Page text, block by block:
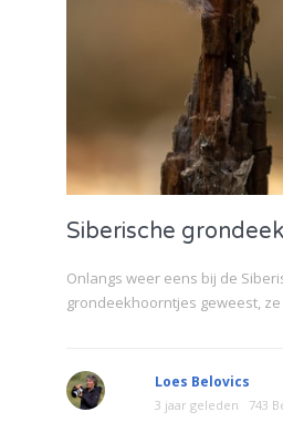
Siberische
Onlangs weer eens bij de
grondeekhoorntjes geweest,
Loes Belovics
3 jaar geleden 743